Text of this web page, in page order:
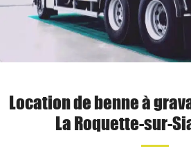
Location de benne à
La Roquette-sur-